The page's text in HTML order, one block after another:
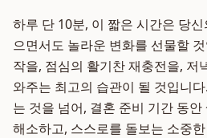
하루 단 10분, 이 짧은 시간은 당
으면서도 놀라운 변화를 선물할
작을, 점심의 활기찬 재충전을, 저
와주는 최고의 습관이 될 것입니
는 것을 넘어, 결혼 준비 기간 동
해소하고, 스스로를 돌보는 소중